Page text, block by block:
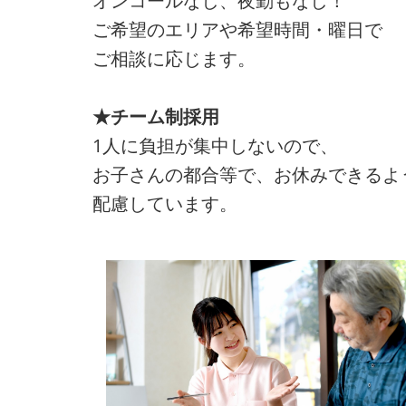
ご希望のエリアや希望時間・曜日で
ご相談に応じます。
★チーム制採用
1人に負担が集中しないので、
お子さんの都合等で、お休みできるよ
配慮しています。